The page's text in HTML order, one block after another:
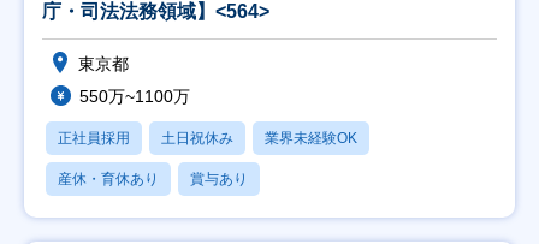
庁・司法法務領域】<564>
東京都
550万~1100万
正社員採用 土日祝休み 業界未経験OK
産休・育休あり 賞与あり